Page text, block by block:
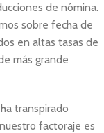
de nómina.
sobre fecha de
en altas tasas de
más grande
transpirado
factoraje es